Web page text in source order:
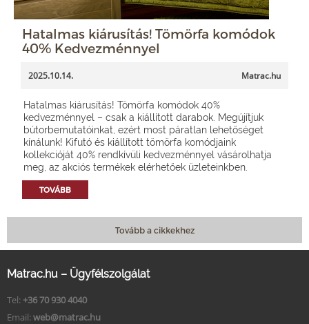
Hatalmas kiárusítás! Tömörfa komódok
40% Kedvezménnyel
2025.10.14. Matrac.hu
Hatalmas kiárusítás! Tömörfa komódok 40%
kedvezménnyel – csak a kiállított darabok. Megújítjuk
bútorbemutatóinkat, ezért most páratlan lehetőséget
kínálunk! Kifutó és kiállított tömörfa komódjaink
kollekcióját 40% rendkívüli kedvezménnyel vásárolhatja
meg, az akciós termékek elérhetőek üzleteinkben.
TOVÁBB
Tovább a cikkekhez
Matrac.hu – Ügyfélszolgálat
Tel: +36 70 930 4040
Email: web@matrac.hu